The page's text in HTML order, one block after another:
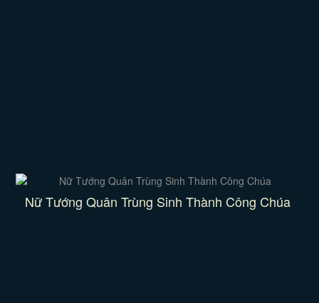
Nữ Tướng Quân Trùng Sinh Thành Công Chúa